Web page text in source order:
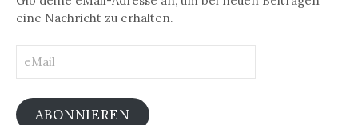
eine Nachricht zu erhalten.
ABONNIEREN